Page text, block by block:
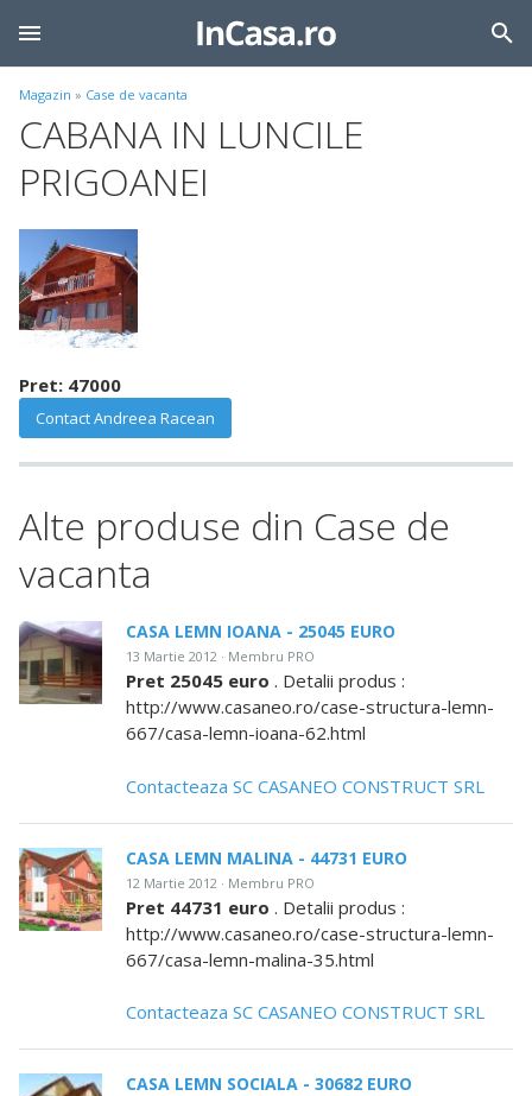
Magazin » Case de vacanta
CABANA IN LUNCILE
PRIGOANEI
Pret: 47000
Contact Andreea Racean
Alte produse din Case de
vacanta
CASA LEMN IOANA - 25045 EURO
13 Martie 2012 · Membru PRO
Pret 25045 euro . Detalii produs :
http://www.casaneo.ro/case-structura-lemn-
667/casa-lemn-ioana-62.html
Contacteaza SC CASANEO CONSTRUCT SRL
CASA LEMN MALINA - 44731 EURO
12 Martie 2012 · Membru PRO
Pret 44731 euro . Detalii produs :
http://www.casaneo.ro/case-structura-lemn-
667/casa-lemn-malina-35.html
Contacteaza SC CASANEO CONSTRUCT SRL
CASA LEMN SOCIALA - 30682 EURO